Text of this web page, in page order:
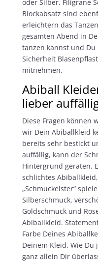
oder Silber. Filigrane
Blockabsatz sind
erleichtern das
gesamten Abend in
tanzen kannst und
Sicherheit
mitnehmen.
Abiball
lieber
Diese Fragen können
wir Dein Abiballkleid
bereits sehr bestickt
auffällig, kann der
Hintergrund geraten.
schlichtes
„Schmuckelster“
Silberschmuck,
Goldschmuck und
Abiballkleid.
Farbe Deines
Deinem Kleid. Wie
ganz allein Dir